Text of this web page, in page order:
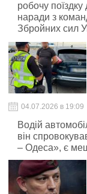
робочу поїздку
наради з
Збройних сил
посилення
04.07.2026 в 19:09
Водій
він
– Одеса», є